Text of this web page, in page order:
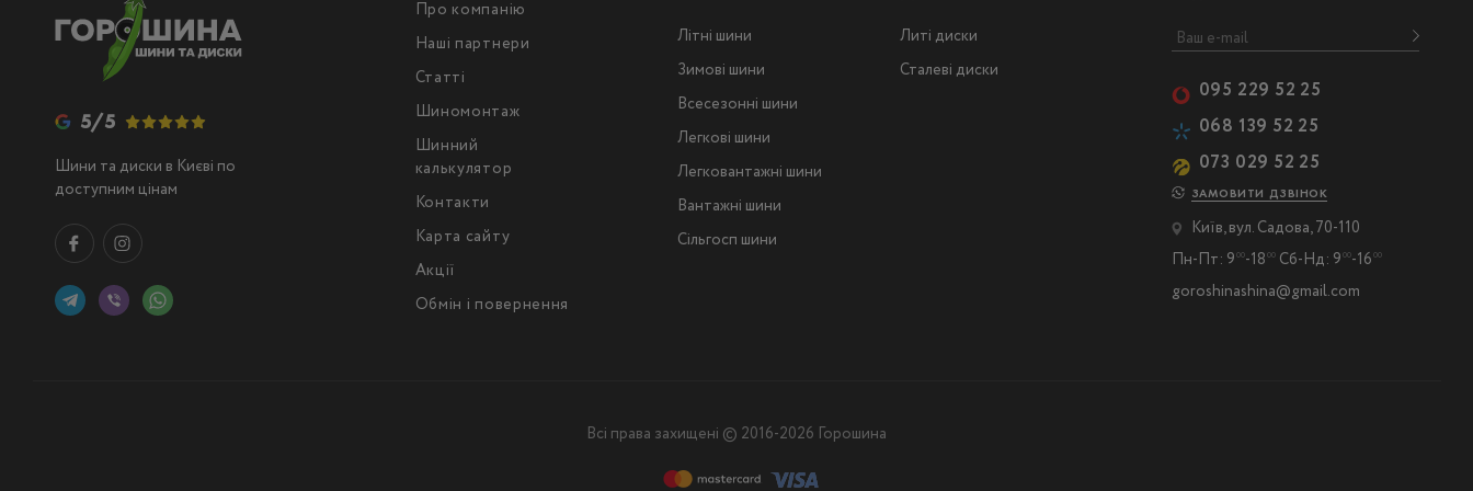
5/5
Шини та диски в Києві по
доступним цінам
Про компанію
Наші партнери
Статті
Шиномонтаж
Шинний
калькулятор
Контакти
Карта сайту
Акції
Обмін і повернення
Літні шини
Зимові шини
Всесезонні шини
Легкові шини
Легковантажнi шини
Вантажнi шини
Сільгосп шини
Литі диски
Сталеві диски
095 229 52 25
068 139 52 25
073 029 52 25
ЗАМОВИТИ ДЗВІНОК
Київ, вул. Садова, 70-110
Пн-Пт: 9 00-18 00Сб-Нд: 9 00-16 00
goroshinashina@gmail.com
Всі права захищені © 2016-2026 Горошина